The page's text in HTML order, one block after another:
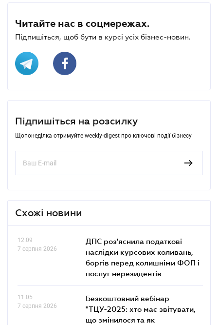
Читайте нас в соцмережах.
Підпишіться, щоб бути в курсі усіх бізнес-новин.
Підпишіться на розсилку
Щопонеділка отримуйте weekly-digest про ключові події бізнесу
Схожі новини
12.09
7 серпня 2026
ДПС роз'яснила податкові
наслідки курсових коливань,
боргів перед колишніми ФОП і
послуг нерезидентів
11.05
7 серпня 2026
Безкоштовний вебінар
"ТЦУ-2025: хто має звітувати,
що змінилося та як